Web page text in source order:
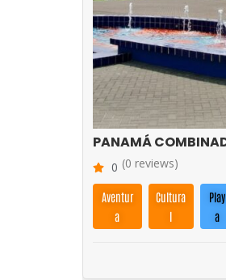
PANAMÁ
0 (0 reviews)
Aventur
a
Cultura
l
Play
a